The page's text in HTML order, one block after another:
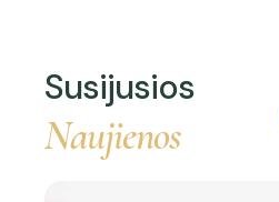
Susijusios
Naujienos